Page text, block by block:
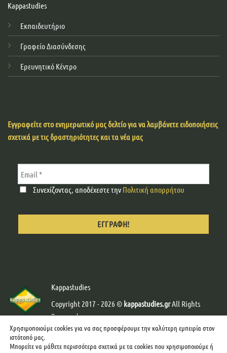
Kappastudies
Εκπαιδευτήριο
Γραφείο Διασύνδεσης
Ερευνητικό Κέντρο
Εγγραφείτε στο ενημερωτικό μας δελτίο για να λαμβάνετε ειδοποιήσεις
σχετικά με τις δραστηριότητες και τα νέα μας
Συνεχίζοντας, αποδέχεστε την Πολιτική απορρήτου
Kappastudies
Copyright 2017 - 2026 © kappastudies.grAll Rights
Reserved.
Developed & Designed byWeb-Creator-Graphics by
mcgraphics
Χρησιμοποιούμε cookies για να σας προσφέρουμε την καλύτερη εμπειρία στον
ιστότοπό μας.
Μπορείτε να μάθετε περισσότερα σχετικά με τα cookies που χρησιμοποιούμε ή